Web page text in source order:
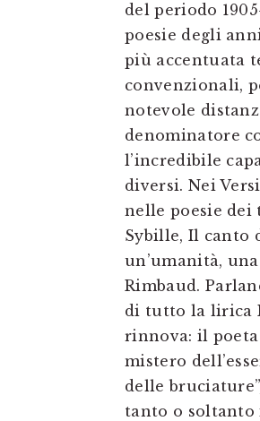
del periodo
poesie degli
più accentuata
convenzionali,
notevole
denominatore
l’incredibile
diversi. Nei
nelle poesie dei
Sybille, Il canto
un’umanità,
Rimbaud.
di tutto la lirica
rinnova: il
mistero
delle
tanto o